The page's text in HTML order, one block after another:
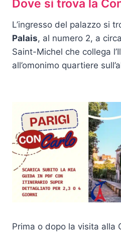
Dove si trova la
L’ingresso del palazzo si
Palais, al numero 2, a
Saint-Michel che collega
all’omonimo quartiere
Prima o dopo la visita alla